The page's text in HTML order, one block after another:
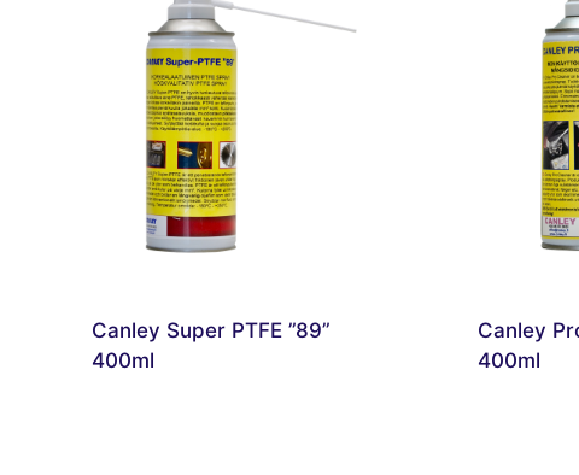
Canley Super PTFE ”89”
400ml
Canley
400ml